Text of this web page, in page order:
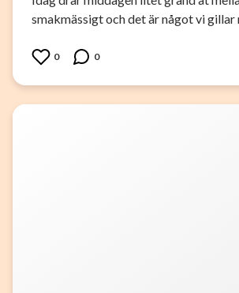
smakmässigt och det är något vi gillar
0 0